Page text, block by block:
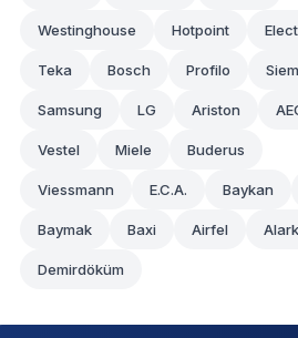
Westinghouse Hotpoint
Teka Bosch Profilo
Samsung LG Ariston
Vestel Miele Buderus
Viessmann E.C.A. Baykan
Baymak Baxi Airfel
Demirdöküm